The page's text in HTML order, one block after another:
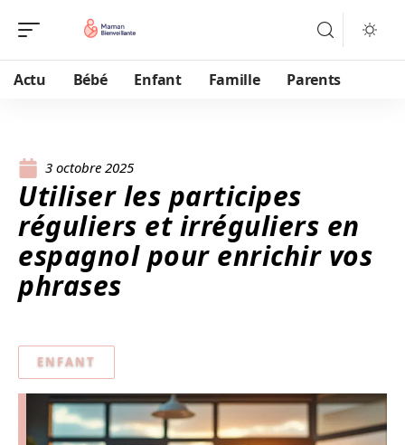
Actu Bébé Enfant Famille Parents
3 octobre 2025
Utiliser les participes
réguliers et irréguliers en
espagnol pour enrichir vos
phrases
ENFANT